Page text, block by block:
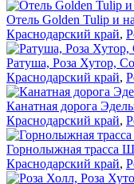
Отель Golden Tulip и
Краснодарский край,
Ратуша, Роза Хутор,
Краснодарский край,
Канатная дорога
Краснодарский край,
Горнолыжная трасса
Краснодарский край,